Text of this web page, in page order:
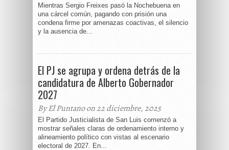
Mientras Sergio Freixes pasó la Nochebuena en
una cárcel común, pagando con prisión una
condena firme por amenazas coactivas, el silencio
y la ausencia de...
El PJ se agrupa y ordena detrás de la
candidatura de Alberto Gobernador
2027
By El Puntano on 22 diciembre, 2025
El Partido Justicialista de San Luis comenzó a
mostrar señales claras de ordenamiento interno y
alineamiento político con vistas al escenario
electoral de 2027. En...